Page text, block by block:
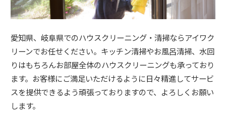
愛知県、岐阜県でのハウスクリーニング・清掃ならアイワク
リーンでお任せください。キッチン清掃やお風呂清掃、水回
りはもちろんお部屋全体のハウスクリーニングも承っており
ます。お客様にご満足いただけるように日々精進してサービ
スを提供できるよう頑張っておりますので、よろしくお願い
します。